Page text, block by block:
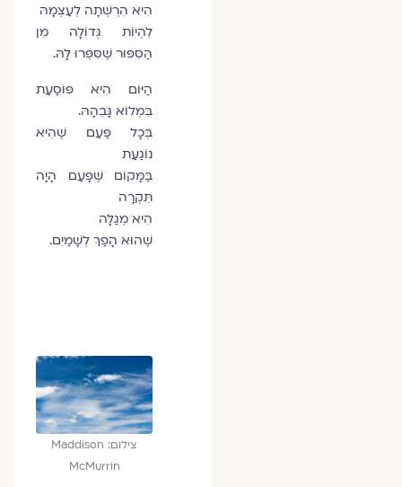
הִיא הִרְשְׁתָה לְעַצְמָהּ
לִהְיוֹת גְּדוֹלָה מִן
הַסִּפּוּר שֶׁסִּפְּרוּ לָהּ.
הַיּוֹם הִיא פּוֹסַעַת
בִּמְלוֹא גָּבְהָהּ.
בְּכָל פַּעַם שֶׁהִיא
נוֹגַעַת
בַּמָּקוֹם שֶׁפָּעַם הָיָה
תִּקְרָה
הִיא מְגַלָּה
שֶׁהוּא הָפַךְ לְשָׁמַיִם.
צילום: Maddison
McMurrin